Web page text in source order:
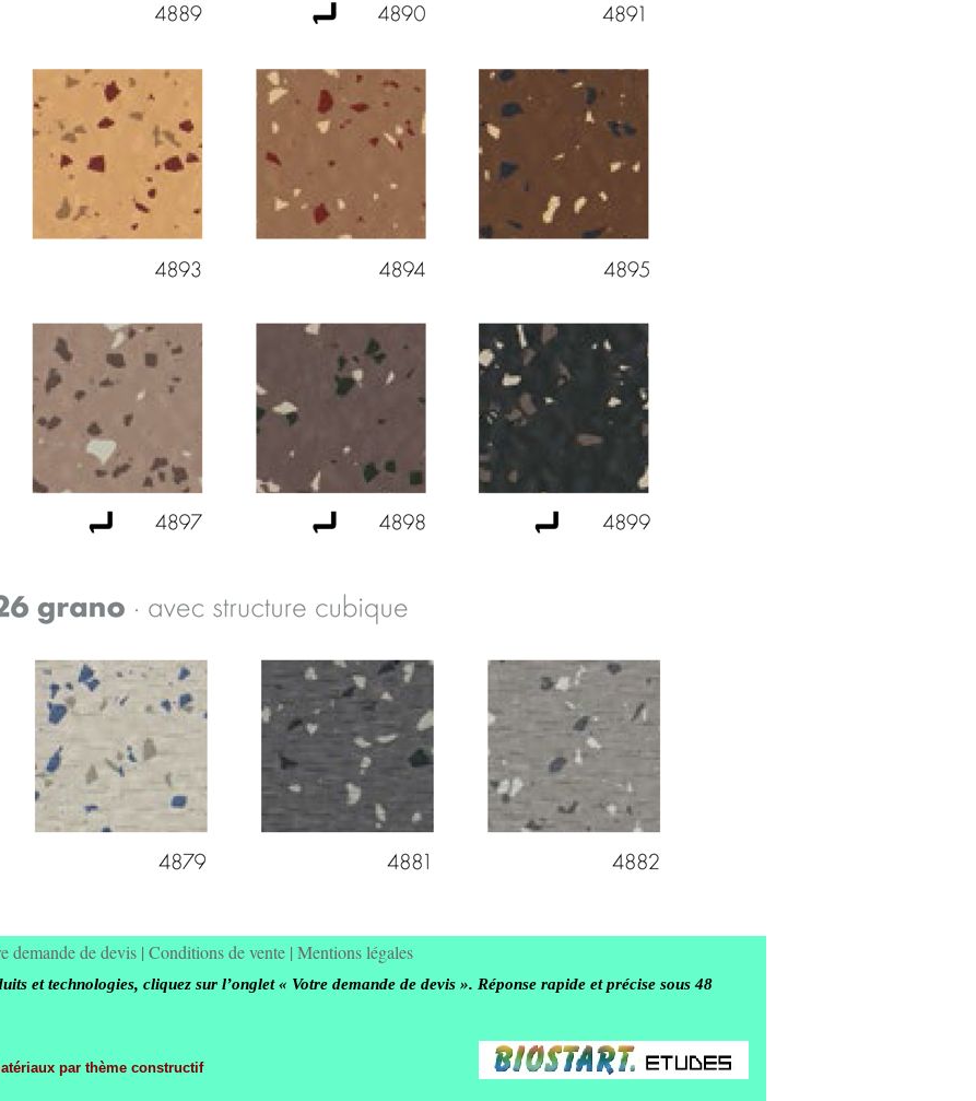
et technologies, cliquez sur l’onglet « Votre demande de devis ». Réponse rapide et précise sous 48
demande de devis | Conditions de vente | Mentions légales
par thème constructif